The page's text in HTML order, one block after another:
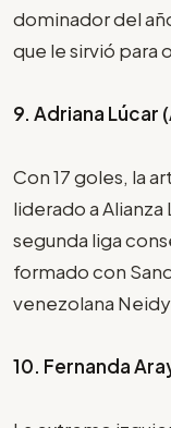
dominador del
que le sirvió para
9. Adriana Lúcar
Con 17 goles, la
liderado a Alianza
segunda liga
formado con
venezolana
10. Fernanda